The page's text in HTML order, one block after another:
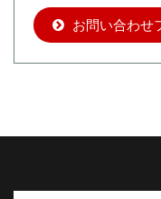
お問い合わせ